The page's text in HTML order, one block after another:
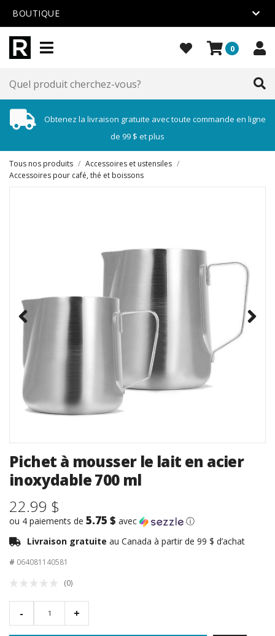
BOUTIQUE
0
Obtenez la livraison gratuite avec toute commande en ligne
de 99 $ et plus
Tous nos produits / Accessoires et ustensiles /
Accessoires pour café, thé et boissons
Pichet à mousser le lait en acier
inoxydable 700 ml
22.99 $
ou 4 paiements de 5.75 $ avec
ⓘ
Livraison gratuite au Canada à partir de 99 $ d’achat
# 064081140581
(0)
- +